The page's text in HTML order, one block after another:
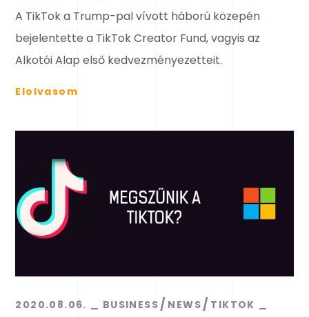
A TikTok a Trump-pal vívott háború közepén
bejelentette a TikTok Creator Fund, vagyis az
Alkotói Alap első kedvezményezetteit.
Elolvasom
2020.08.06. BUSINESS NEWS
TIKTOK